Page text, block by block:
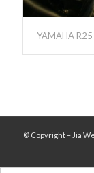
YAMAHA
© Copyright – Jia